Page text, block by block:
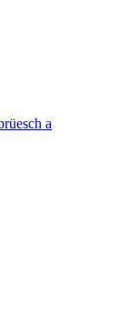
a